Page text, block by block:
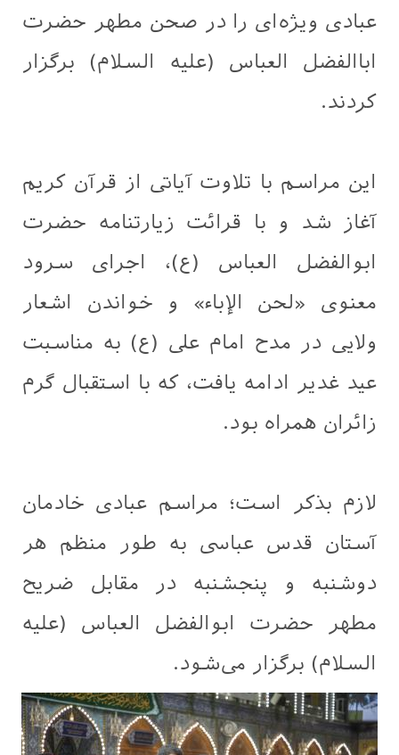
عبادی ویژه‌ای را در صحن مطهر حضرت
اباالفضل العباس (علیه السلام) برگزار
کردند.
این مراسم با تلاوت آیاتی از قرآن کریم
آغاز شد و با قرائت زیارتنامه حضرت
ابوالفضل العباس (ع)، اجرای سرود
معنوی «لحن الإباء» و خواندن اشعار
ولایی در مدح امام علی (ع) به مناسبت
عید غدیر ادامه یافت، که با استقبال گرم
زائران همراه بود.
لازم بذکر است؛ مراسم عبادی خادمان
آستان قدس عباسی به طور منظم هر
دوشنبه و پنجشنبه در مقابل ضریح
مطهر حضرت ابوالفضل العباس (علیه
السلام) برگزار می‌شود.